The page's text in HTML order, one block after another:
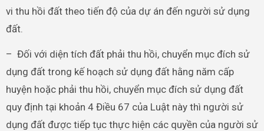
vi thu hồi đất theo tiến độ của dự án đến người sử dụng
đất.
– Đối với diện tích đất phải thu hồi, chuyển mục đích sử
dụng đất trong kế hoạch sử dụng đất hằng năm cấp
huyện hoặc phải thu hồi, chuyển mục đích sử dụng đất
quy định tại khoản 4 Điều 67 của Luật này thì người sử
dụng đất được tiếp tục thực hiện các quyền của người sử